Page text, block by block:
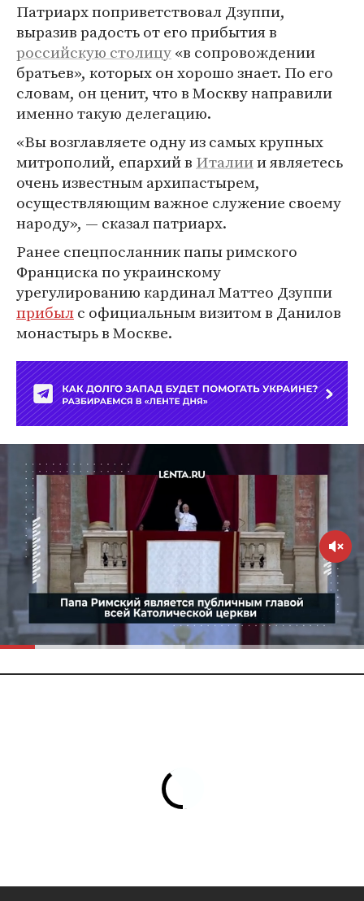
Патриарх поприветствовал Дзуппи,
выразив радость от его прибытия в
российскую столицу«в сопровождении
братьев», которых он хорошо знает. По его
словам, он ценит, что в Москву направили
именно такую делегацию.
«Вы возглавляете одну из самых крупных
митрополий, епархий в Италиии являетесь
очень известным архипастырем,
осуществляющим важное служение своему
народу», — сказал патриарх.
Ранее спецпосланник папы римского
Франциска по украинскому
урегулированию кардинал Маттео Дзуппи
прибылс официальным визитом в Данилов
монастырь в Москве.